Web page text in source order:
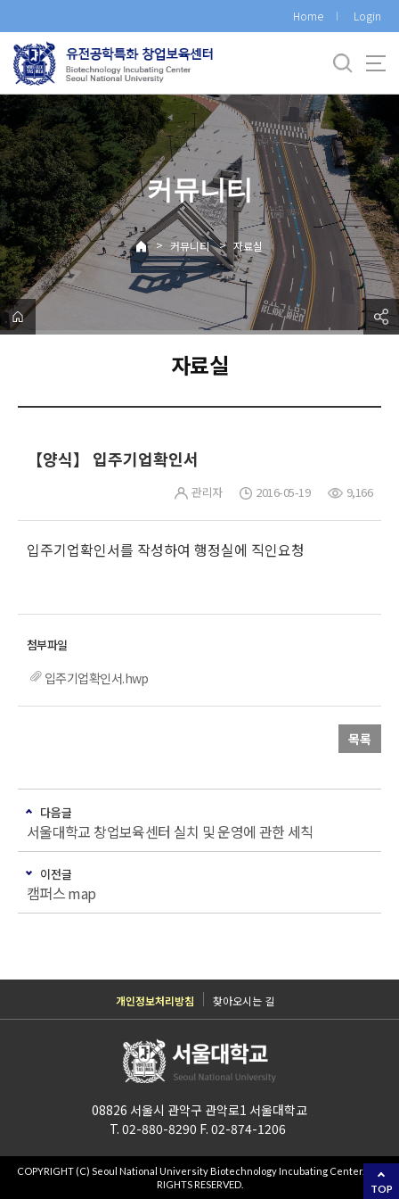
로
메
뉴
Home Login
커뮤니티
> 커뮤니티 > 자료실
자료실
【양식】 입주기업확인서
관리자 2016-05-19 9,166
입주기업확인서를 작성하여 행정실에 직인요청
입주기업확인서.hwp
목록
다음글
서울대학교 창업보육센터 실치 및 운영에 관한 세칙
이전글
캠퍼스 map
TOP
개인정보처리방침 찾아오시는 길
08826 서울시 관악구 관악로1 서울대학교
T. 02-880-8290 F. 02-874-1206
COPYRIGHT (C) Seoul National University Biotechnology Incubating Center. ALL
RIGHTS RESERVED.